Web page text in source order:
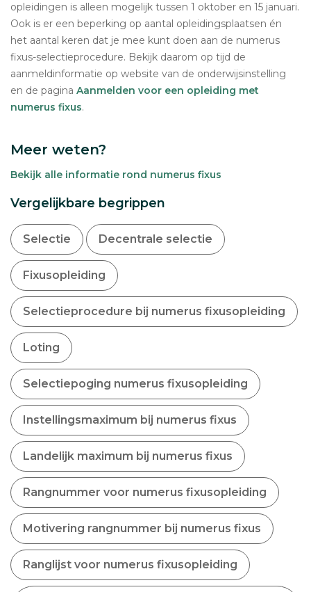
opleidingen is alleen mogelijk tussen 1 oktober en 15 januari.
Ook is er een beperking op aantal opleidingsplaatsen én
het aantal keren dat je mee kunt doen aan de numerus
fixus-selectieprocedure. Bekijk daarom op tijd de
aanmeldinformatie op website van de onderwijsinstelling
en de pagina Aanmelden voor een opleiding met
numerus fixus.
Meer weten?
Bekijk alle informatie rond numerus fixus
Vergelijkbare begrippen
Selectie Decentrale selectie
Fixusopleiding
Selectieprocedure bij numerus fixusopleiding
Loting
Selectiepoging numerus fixusopleiding
Instellingsmaximum bij numerus fixus
Landelijk maximum bij numerus fixus
Rangnummer voor numerus fixusopleiding
Motivering rangnummer bij numerus fixus
Ranglijst voor numerus fixusopleiding